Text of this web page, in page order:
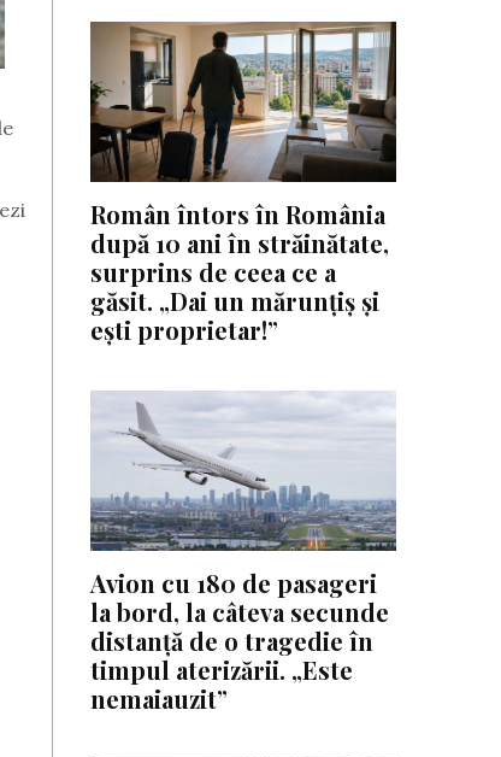
Român întors în România
după 10 ani în străinătate,
surprins de ceea ce a
găsit. „Dai un mărunțiș și
ești proprietar!”
Avion cu 180 de pasageri
la bord, la câteva secunde
distanță de o tragedie în
timpul aterizării. „Este
nemaiauzit”